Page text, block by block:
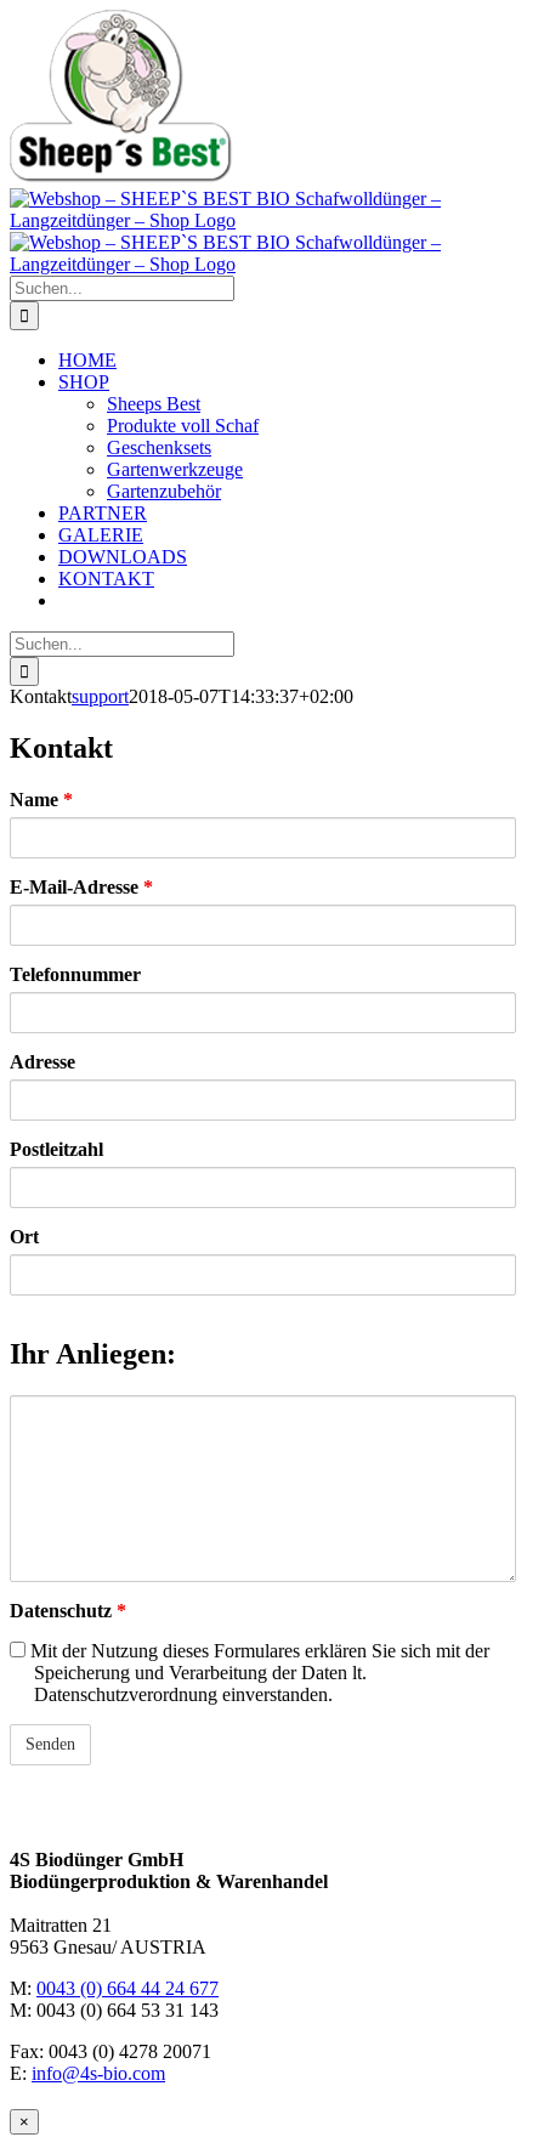
springen
Suche
nach:
HOME
SHOP
Sheeps Best
Produkte voll Schaf
Geschenksets
Gartenwerkzeuge
Gartenzubehör
PARTNER
GALERIE
DOWNLOADS
KONTAKT
Suche
nach:
Kontaktsupport2018-05-07T14:33:37+02:00
Kontakt
Name *
E-Mail-Adresse *
Telefonnummer
Adresse
Postleitzahl
Ort
Ihr Anliegen:
Anfrage
Datenschutz *
Mit der Nutzung dieses Formulares erklären Sie sich mit der
Speicherung und Verarbeitung der Daten lt.
Datenschutzverordnung einverstanden.
4S Biodünger GmbH
Biodüngerproduktion & Warenhandel
Maitratten 21
9563 Gnesau/ AUSTRIA
M: 0043 (0) 664 44 24 677
M: 0043 (0) 664 53 31 143
Fax: 0043 (0) 4278 20071
E: info@4s-bio.com
Close
product
×